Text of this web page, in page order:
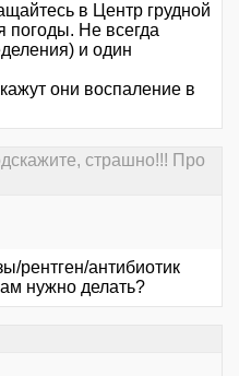
в Центр грудной
погоды. Не всегда
и один
они воспаление в
страшно!!! Про
рентген/антибиотик
нужно делать?